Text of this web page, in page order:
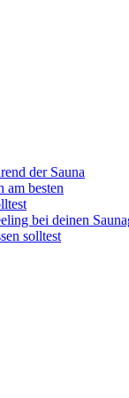
der Sauna
am besten
bei deinen
solltest